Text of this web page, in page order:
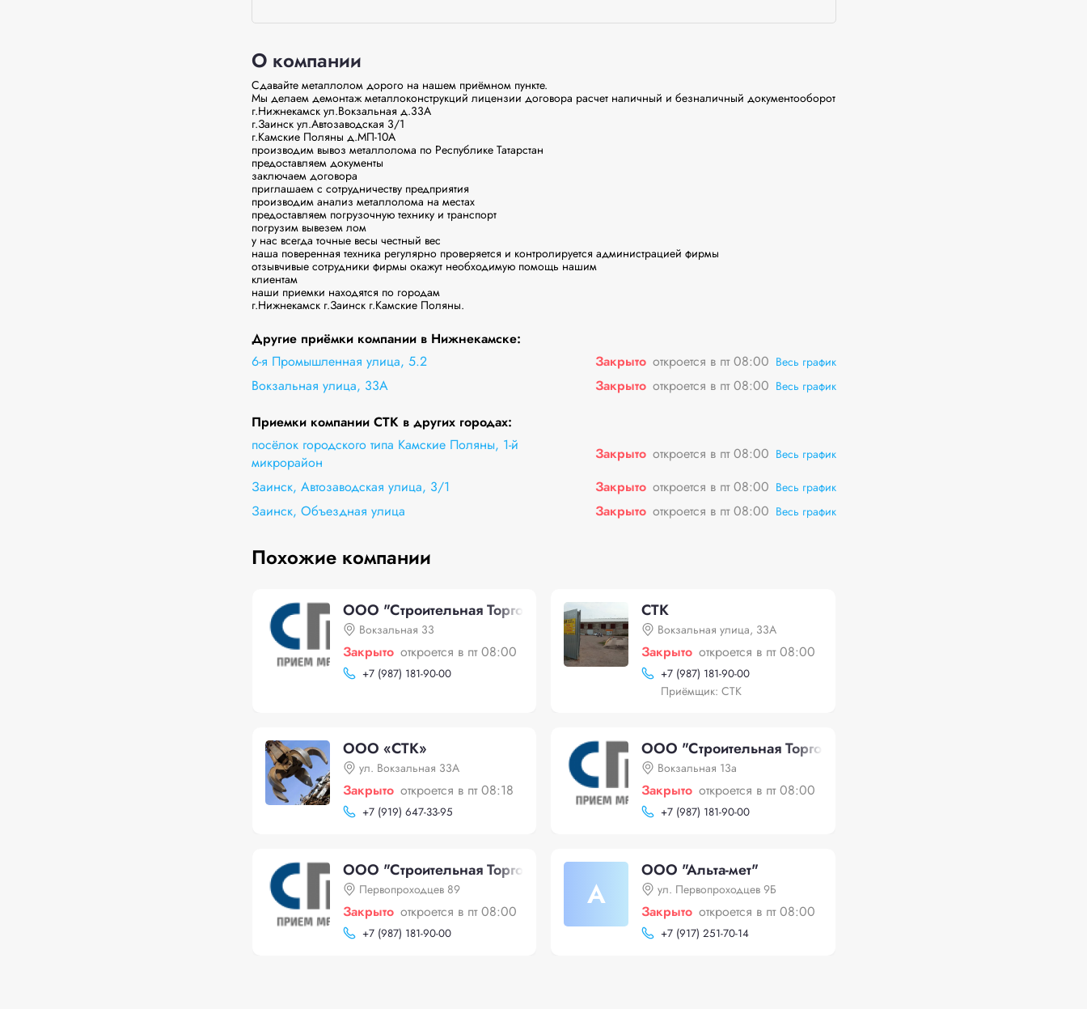
О компании
Сдавайте металлолом дорого на нашем приёмном пункте.
Мы делаем демонтаж металлоконструкций лицензии договора расчет наличный и безналичный документооборот
г.Нижнекамск ул.Вокзальная д.33А
г.Заинск ул.Автозаводская 3/1
г.Камские Поляны д.МП-10А
производим вывоз металлолома по Республике Татарстан
предоставляем документы
заключаем договора
приглашаем с сотрудничеству предприятия
производим анализ металлолома на местах
предоставляем погрузочную технику и транспорт
погрузим вывезем лом
у нас всегда точные весы честный вес
наша поверенная техника регулярно проверяется и контролируется администрацией фирмы
отзывчивые сотрудники фирмы окажут необходимую помощь нашим
клиентам
наши приемки находятся по городам
г.Нижнекамск г.Заинск г.Камские Поляны.
Другие приёмки компании в Нижнекамске:
6-я Промышленная улица, 5.2
Закрыто откроется в пт 08:00 Весь график
Вокзальная улица, 33А Закрыто откроется в пт 08:00 Весь график
Приемки компании СТК в других городах:
посёлок городского типа Камские Поляны, 1-й
микрорайон
Закрыто откроется в пт 08:00 Весь график
Заинск, Автозаводская улица, 3/1 Закрыто откроется в пт 08:00 Весь график
Заинск, Объездная улица Закрыто откроется в пт 08:00 Весь график
Похожие компании
ООО "Строительная Торговая Компания"
Вокзальная 33
Закрыто откроется в пт 08:00
+7 (987) 181-90-00
СТК
Вокзальная улица, 33А
Закрыто откроется в пт 08:00
+7 (987) 181-90-00
Приёмщик: СТК
ООО «СТК»
ул. Вокзальная 33А
Закрыто откроется в пт 08:18
+7 (919) 647-33-95
ООО "Строительная Торговая Компания"
Вокзальная 13а
Закрыто откроется в пт 08:00
+7 (987) 181-90-00
ООО "Строительная Торговая Компания"
Первопроходцев 89
Закрыто откроется в пт 08:00
+7 (987) 181-90-00
А
ООО "Альта-мет"
ул. Первопроходцев 9Б
Закрыто откроется в пт 08:00
+7 (917) 251-70-14